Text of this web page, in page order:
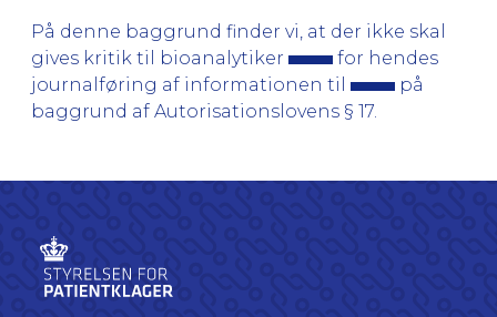
På denne baggrund finder vi, at der ikke skal
gives kritik til bioanalytiker
for hendes
journalføring af informationen til
på
baggrund af Autorisationslovens § 17.